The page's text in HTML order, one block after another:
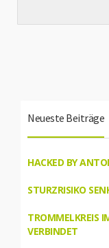
Neueste Beiträge
HACKED BY
STURZRISIKO
TROMMELKREIS
VERBINDET